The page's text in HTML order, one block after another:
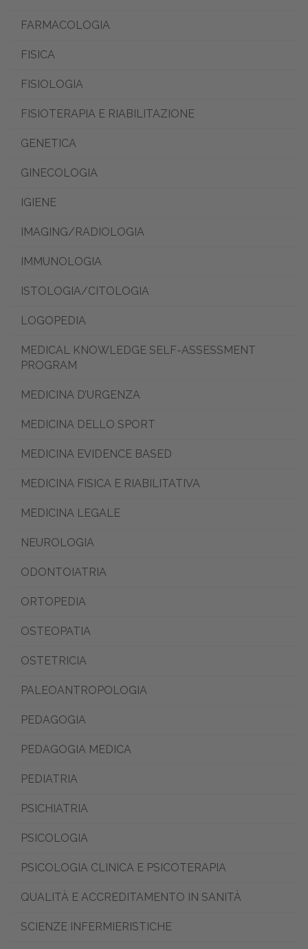
FARMACOLOGIA
FISICA
FISIOLOGIA
FISIOTERAPIA E RIABILITAZIONE
GENETICA
GINECOLOGIA
IGIENE
IMAGING/RADIOLOGIA
IMMUNOLOGIA
ISTOLOGIA/CITOLOGIA
LOGOPEDIA
MEDICAL KNOWLEDGE SELF-ASSESSMENT
PROGRAM
MEDICINA D’URGENZA
MEDICINA DELLO SPORT
MEDICINA EVIDENCE BASED
MEDICINA FISICA E RIABILITATIVA
MEDICINA LEGALE
NEUROLOGIA
ODONTOIATRIA
ORTOPEDIA
OSTEOPATIA
OSTETRICIA
PALEOANTROPOLOGIA
PEDAGOGIA
PEDAGOGIA MEDICA
PEDIATRIA
PSICHIATRIA
PSICOLOGIA
PSICOLOGIA CLINICA E PSICOTERAPIA
QUALITÀ E ACCREDITAMENTO IN SANITÀ
SCIENZE INFERMIERISTICHE